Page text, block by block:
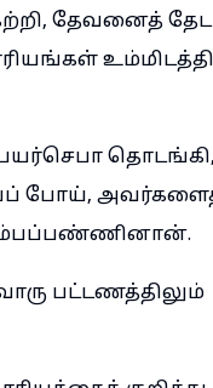
தேவனைத்
போய்,
பட்டணத்திலும்